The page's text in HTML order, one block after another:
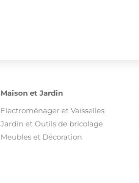
Maison et Jardin
Electroménager et Vaisselles
Jardin et Outils de bricolage
Meubles et Décoration